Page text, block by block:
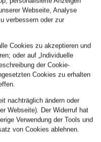
Webseite, Analyse
verbessern oder zur
Cookies zu akzeptieren und
oder auf „Individuelle
der Cookie-
Cookies zu erhalten
nachträglich ändern oder
Webseite). Der Widerruf hat
Verwendung der Tools und
von Cookies ablehnen.